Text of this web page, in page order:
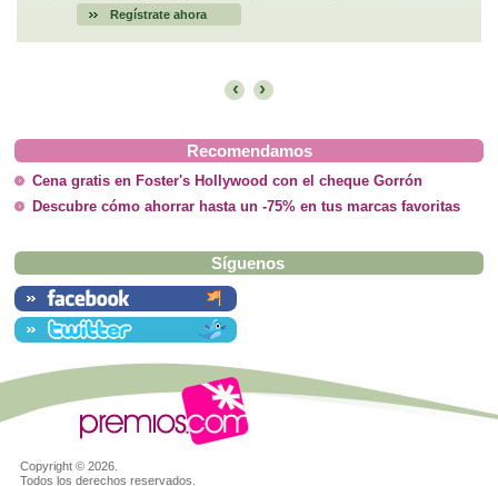
Regístrate ahora
‹ ›
Recomendamos
Cena gratis en Foster's Hollywood con el cheque Gorrón
Descubre cómo ahorrar hasta un -75% en tus marcas favoritas
Síguenos
Copyright © 2026.
Todos los derechos reservados.